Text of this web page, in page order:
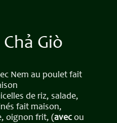
Giò
Nem au poulet fait
de riz, salade,
fait maison,
oignon frit, (avecou